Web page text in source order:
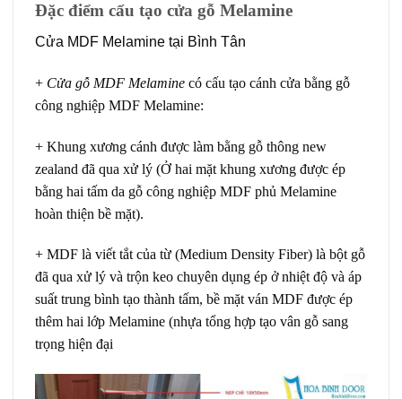
Đặc điểm cấu tạo cửa gỗ Melamine
Cửa MDF Melamine tại Bình Tân
+ Cửa gỗ MDF Melamine có cấu tạo cánh cửa bằng gỗ
công nghiệp MDF Melamine:
+ Khung xương cánh được làm bằng gỗ thông new
zealand đã qua xử lý (Ở hai mặt khung xương được ép
bằng hai tấm da gỗ công nghiệp MDF phủ Melamine
hoàn thiện bề mặt).
+ MDF là viết tắt của từ (Medium Density Fiber) là bột gỗ
đã qua xử lý và trộn keo chuyên dụng ép ở nhiệt độ và áp
suất trung bình tạo thành tấm, bề mặt ván MDF được ép
thêm hai lớp Melamine (nhựa tổng hợp tạo vân gỗ sang
trọng hiện đại